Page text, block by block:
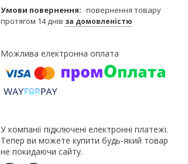
повернення товару
протягом 14 днів за домовленістю
У компанії підключені електронні платежі.
Тепер ви можете купити будь-який товар
не покидаючи сайту.